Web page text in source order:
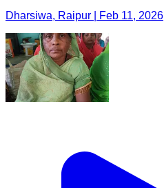
Dharsiwa, Raipur | Feb 11, 2026